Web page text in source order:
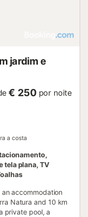
jardim e
€ 250 por noite
a costa
tela plana, TV
accommodation
Natura and 10 km
private pool, a